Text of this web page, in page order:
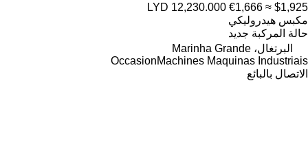
LYD 12,230.000 €1,666 ≈ $1,925
مكبس هيدروليكي
حالة المركبة جديد
البرتغال، Marinha Grande
OccasionMachines Maquinas Industriais
الاتصال بالبائع